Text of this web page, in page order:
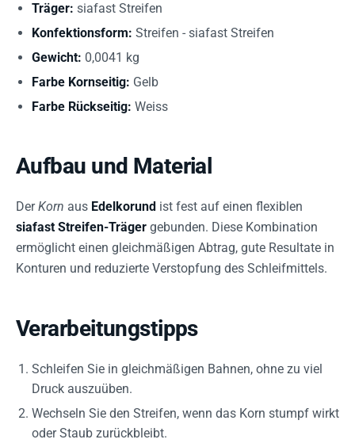
Träger: siafast Streifen
Konfektionsform: Streifen - siafast Streifen
Gewicht: 0,0041 kg
Farbe Kornseitig: Gelb
Farbe Rückseitig: Weiss
Aufbau und Material
DerKorn aus Edelkorund ist fest auf einen flexiblen
siafast Streifen-Träger gebunden. Diese Kombination
ermöglicht einen gleichmäßigen Abtrag, gute Resultate in
Konturen und reduzierte Verstopfung des Schleifmittels.
Verarbeitungstipps
Schleifen Sie in gleichmäßigen Bahnen, ohne zu viel
Druck auszuüben.
Wechseln Sie den Streifen, wenn das Korn stumpf wirkt
oder Staub zurückbleibt.